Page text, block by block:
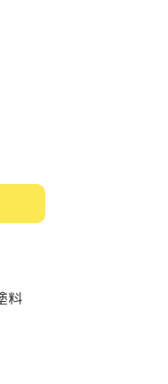
料